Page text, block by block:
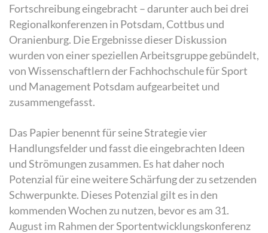
Fortschreibung eingebracht – darunter auch bei drei
Regionalkonferenzen in Potsdam, Cottbus und
Oranienburg. Die Ergebnisse dieser Diskussion
wurden von einer speziellen Arbeitsgruppe gebündelt,
von Wissenschaftlern der Fachhochschule für Sport
und Management Potsdam aufgearbeitet und
zusammengefasst.
Das Papier benennt für seine Strategie vier
Handlungsfelder und fasst die eingebrachten Ideen
und Strömungen zusammen. Es hat daher noch
Potenzial für eine weitere Schärfung der zu setzenden
Schwerpunkte. Dieses Potenzial gilt es in den
kommenden Wochen zu nutzen, bevor es am 31.
August im Rahmen der Sportentwicklungskonferenz